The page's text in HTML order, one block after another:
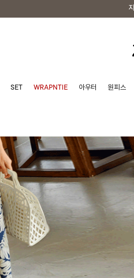
SET WRAPNTIE 아우터 원피스